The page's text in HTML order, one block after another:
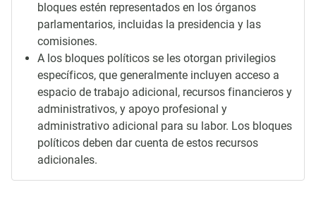
bloques estén representados en los órganos
parlamentarios, incluidas la presidencia y las
comisiones.
A los bloques políticos se les otorgan privilegios
específicos, que generalmente incluyen acceso a
espacio de trabajo adicional, recursos financieros y
administrativos, y apoyo profesional y
administrativo adicional para su labor. Los bloques
políticos deben dar cuenta de estos recursos
adicionales.